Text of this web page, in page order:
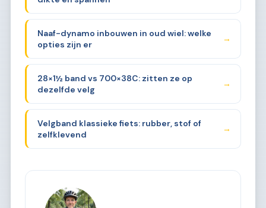
Naaf-dynamo inbouwen in oud wiel: welke
opties zijn er
→
28×1½ band vs 700×38C: zitten ze op
dezelfde velg
→
Velgband klassieke fiets: rubber, stof of
zelfklevend
→